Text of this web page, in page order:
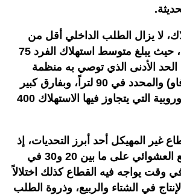
لا يزال الطلب الداخلي أقل من
المستوى المرجعي، حيث يبلغ متوسط استهلاك الفرد 75
الحد الأدنى الذي توصي به منظمة
الأغذية والزراعة (فاو) والمحدد في 90 لتراً، وبفارق كبير
عن بعض الدول الأوروبية التي يتجاوز فيها الاستهلاك 400
غير المهيكل أحد أبرز التحديات، إذ
تستحوذ قنوات البيع العشوائي على ما بين 20 و30 في
وقت يواجه فيه القطاع كذلك اختلالاً
في الشتاء والربيع، وذروة الطلب